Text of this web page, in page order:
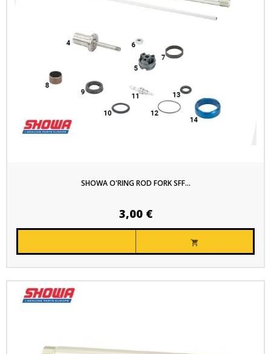
SHOWA O'RING ROD FORK SFF...
3,00 €
